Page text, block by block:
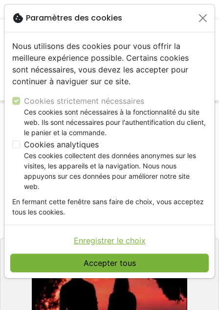
menu
Accueil Livres Famille, couple
Famille
MARIAGE, DIVORCE, CELIBAT - UNE AUTRE
REGARD D'APRES 1 CORINTHIENS 7
MARIAGE, DIVORCE, CELIBAT - UNE
AUTRE REGARD D'APRES 1
CORINTHIENS 7
Thibaud Lavigne
RéférenceVV4137
Viens et Vois
cookie Paramètres des cookies
Nous utilisons des cookies pour vous offrir la
meilleure expérience possible. Certains cookies
sont nécessaires, vous devez les accepter pour
continuer à naviguer sur ce site.
Cookies strictement nécessaires
Ces cookies sont nécessaires à la fonctionnalité du site
web. Ils sont nécessaires pour l'authentification du client,
le panier et la commande.
Cookies analytiques
Ces cookies collectent des données anonymes sur les
visites, les appareils et la navigation. Nous nous
appuyons sur ces données pour améliorer notre site
web.
En fermant cette fenêtre sans faire de choix, vous acceptez
tous les cookies.
Accepter tous
Enregistrer le choix